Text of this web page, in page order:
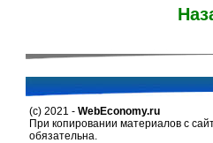
(c) 2021 - WebEconomy.ru
При копировании материалов с
обязательна.